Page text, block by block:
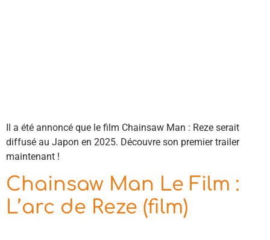
Il a été annoncé que le film Chainsaw Man : Reze serait
diffusé au Japon en 2025. Découvre son premier trailer
maintenant !
Chainsaw Man Le Film :
L’arc de Reze (film)